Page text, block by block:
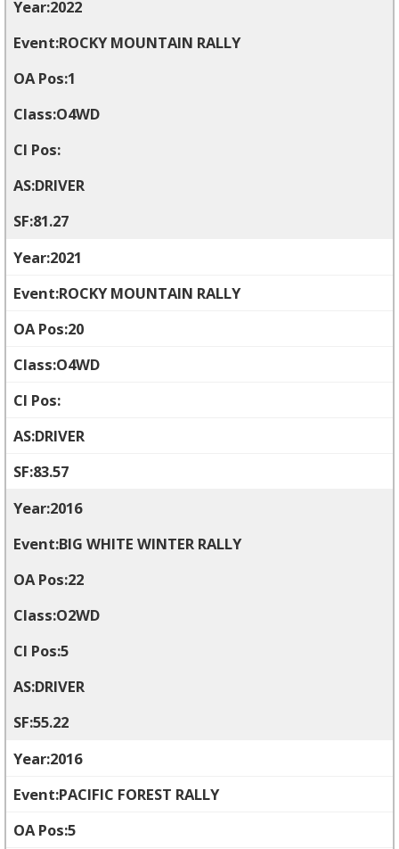
2022
ROCKY MOUNTAIN RALLY
1
O4WD
DRIVER
81.27
2021
ROCKY MOUNTAIN RALLY
20
O4WD
DRIVER
83.57
2016
BIG WHITE WINTER RALLY
22
O2WD
5
DRIVER
55.22
2016
PACIFIC FOREST RALLY
5